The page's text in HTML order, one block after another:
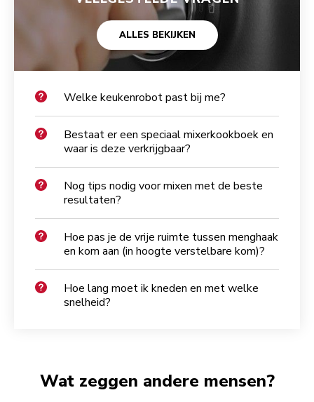
ALLES BEKIJKEN
Welke keukenrobot past bij me?
Bestaat er een speciaal mixerkookboek en
waar is deze verkrijgbaar?
Nog tips nodig voor mixen met de beste
resultaten?
Hoe pas je de vrije ruimte tussen menghaak
en kom aan (in hoogte verstelbare kom)?
Hoe lang moet ik kneden en met welke
snelheid?
Wat zeggen andere mensen?